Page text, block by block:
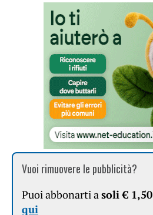
Vuoi rimuovere le pubblicità?
Puoi abbonarti asoli €
qui